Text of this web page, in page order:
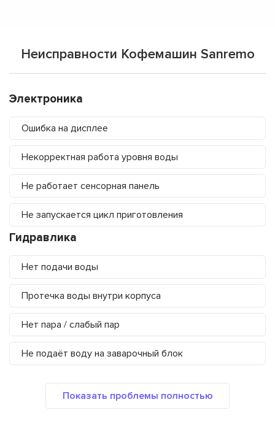
Неисправности Кофемашин Sanremo
Электроника
Ошибка на дисплее
Некорректная работа уровня воды
Не работает сенсорная панель
Не запускается цикл приготовления
Гидравлика
Нет подачи воды
Протечка воды внутри корпуса
Нет пара / слабый пар
Не подаёт воду на заварочный блок